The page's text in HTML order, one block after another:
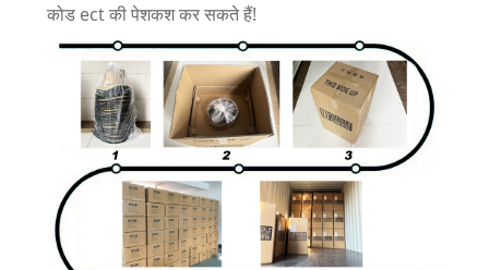
कोड ect की पेशकश कर सकते हैं!